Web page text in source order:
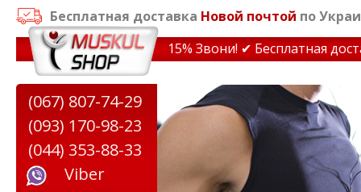
Бесплатная доставка Новой почтой по
на тренажеры до 15% Звони! ✔ Бесплатная
(067) 807-74-29
(093) 170-98-23
(044) 353-88-33
Viber